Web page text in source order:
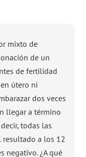
mixto de
de un
de fertilidad
útero ni
dos veces
llegar a término
todas las
resultado a los 12
negativo. ¿A qué